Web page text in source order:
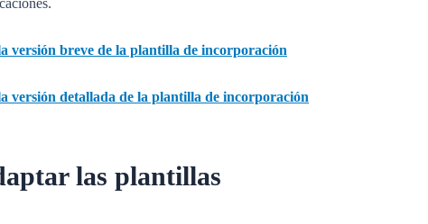
versión breve de la plantilla de incorporación
versión detallada de la plantilla de incorporación
las plantillas